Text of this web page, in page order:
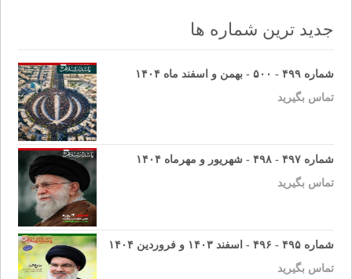
navigation
جدید ترین شماره ها
شماره ۴۹۹ - ۵۰۰ - بهمن و اسفند ماه ۱۴۰۴
تماس بگیرید
شماره ۴۹۷ - ۴۹۸ - شهریور و مهرماه ۱۴۰۴
تماس بگیرید
شماره ۴۹۵ - ۴۹۶ - اسفند ۱۴۰۳ و فروردین ۱۴۰۴
تماس بگیرید